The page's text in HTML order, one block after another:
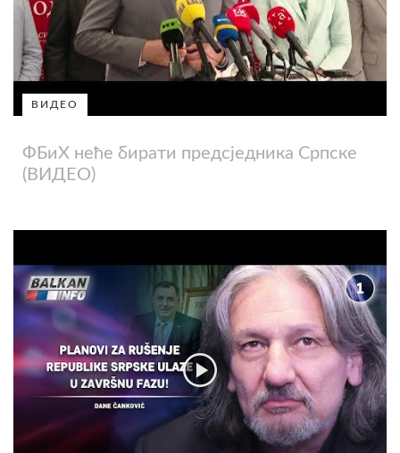
ВИДЕО
ФБиХ неће бирати предсједника Српске
(ВИДЕО)